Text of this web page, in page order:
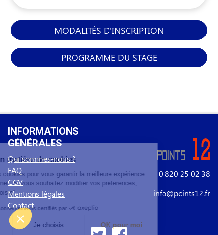
MODALITÉS D'INSCRIPTION
PROGRAMME DU STAGE
INFORMATIONS
GÉNÉRALES
Qui sommes-nous ?
FAQ
CGV
Mentions légales
Contact
0 820 25 02 38
info@points12.fr